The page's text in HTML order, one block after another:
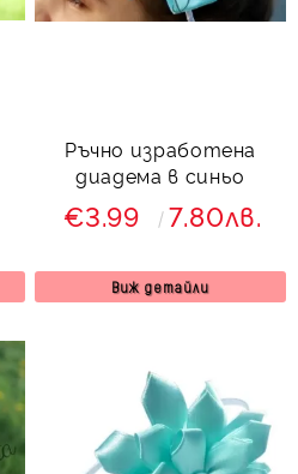
Ръчно изработена
диадема в синьо
€3.99 7.80лв.
Виж детайли